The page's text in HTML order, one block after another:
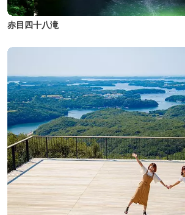
赤目四十八滝